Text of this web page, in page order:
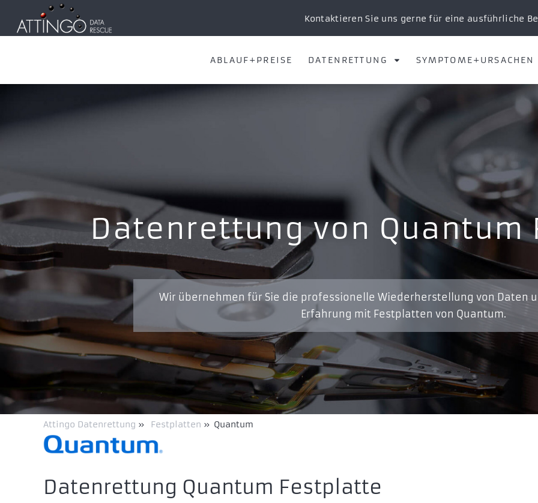
Kontaktieren Sie uns gerne für eine ausführliche
ABLAUF+PREISE DATENRETTUNG SYMPTOME+URSACHEN
Datenrettung von
Wir übernehmen für Sie die professionelle Wiederherstellung von Daten
Erfahrung mit Festplatten von Quantum.
Attingo Datenrettung » Festplatten » Quantum
Datenrettung Quantum Festplatte